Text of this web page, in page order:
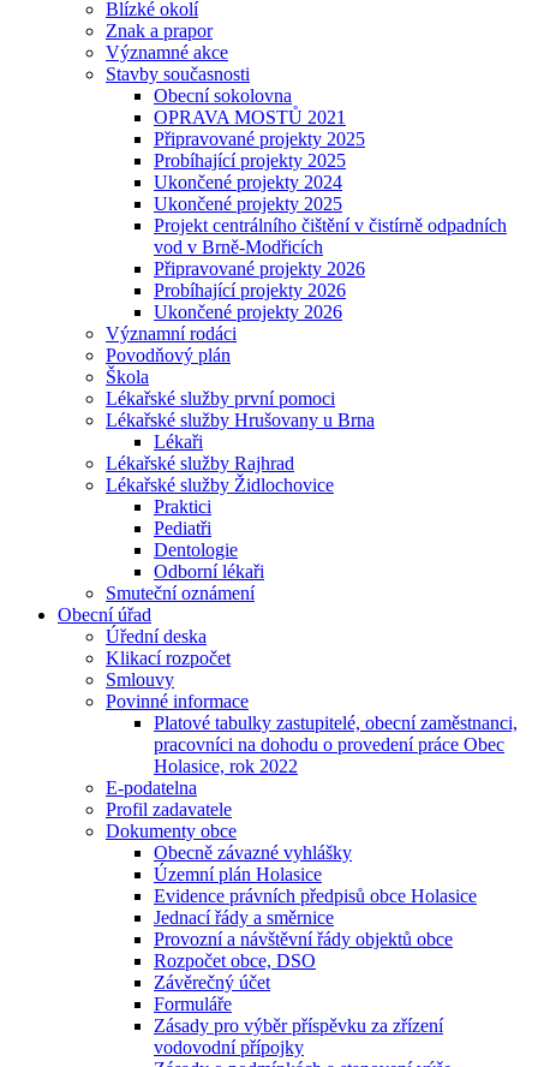
Blízké okolí
Znak a prapor
Významné akce
Stavby současnosti
Obecní sokolovna
OPRAVA MOSTŮ 2021
Připravované projekty 2025
Probíhající projekty 2025
Ukončené projekty 2024
Ukončené projekty 2025
Projekt centrálního čištění v čistírně odpadních
vod v Brně-Modřicích
Připravované projekty 2026
Probíhající projekty 2026
Ukončené projekty 2026
Významní rodáci
Povodňový plán
Škola
Lékařské služby první pomoci
Lékařské služby Hrušovany u Brna
Lékaři
Lékařské služby Rajhrad
Lékařské služby Židlochovice
Praktici
Pediatři
Dentologie
Odborní lékaři
Smuteční oznámení
Obecní úřad
Úřední deska
Klikací rozpočet
Smlouvy
Povinné informace
Platové tabulky zastupitelé, obecní zaměstnanci,
pracovníci na dohodu o provedení práce Obec
Holasice, rok 2022
E-podatelna
Profil zadavatele
Dokumenty obce
Obecně závazné vyhlášky
Územní plán Holasice
Evidence právních předpisů obce Holasice
Jednací řády a směrnice
Provozní a návštěvní řády objektů obce
Rozpočet obce, DSO
Závěrečný účet
Formuláře
Zásady pro výběr příspěvku za zřízení
vodovodní přípojky